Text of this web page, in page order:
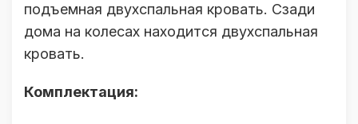
подъемная двухспальная кровать. Сзади
дома на колесах находится двухспальная
кровать.
Комплектация: